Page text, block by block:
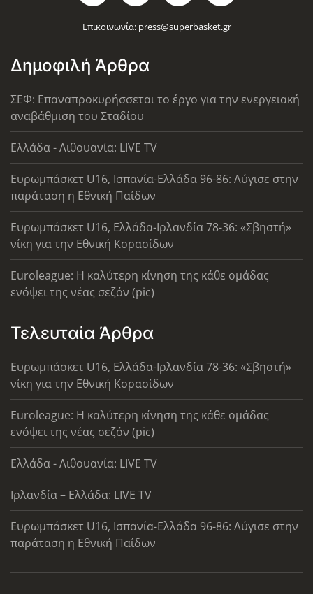
Επικοινωνία: press@superbasket.gr
Δημοφιλή Άρθρα
ΣΕΦ: Επαναπροκυρήσσεται το έργο για την ενεργειακή
αναβάθμιση του Σταδίου
Ελλάδα - Λιθουανία: LIVE TV
Ευρωμπάσκετ U16, Ισπανία-Ελλάδα 96-86: Λύγισε στην
παράταση η Εθνική Παίδων
Ευρωμπάσκετ U16, Ελλάδα-Ιρλανδία 78-36: «Σβηστή»
νίκη για την Εθνική Κορασίδων
Euroleague: Η καλύτερη κίνηση της κάθε ομάδας
ενόψει της νέας σεζόν (pic)
Τελευταία Άρθρα
Ευρωμπάσκετ U16, Ελλάδα-Ιρλανδία 78-36: «Σβηστή»
νίκη για την Εθνική Κορασίδων
Euroleague: Η καλύτερη κίνηση της κάθε ομάδας
ενόψει της νέας σεζόν (pic)
Ελλάδα - Λιθουανία: LIVE TV
Ιρλανδία – Ελλάδα: LIVE TV
Ευρωμπάσκετ U16, Ισπανία-Ελλάδα 96-86: Λύγισε στην
παράταση η Εθνική Παίδων